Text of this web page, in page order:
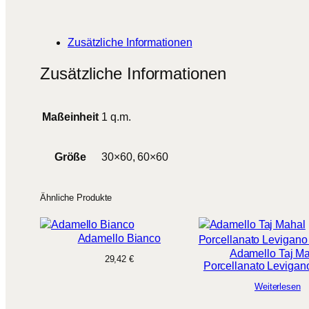
Zusätzliche Informationen
Zusätzliche Informationen
Maßeinheit 1 q.m.
Größe 30×60, 60×60
Ähnliche Produkte
Adamello Bianco
29,42€
Adamello Taj
Porcellanato
Weiterlesen